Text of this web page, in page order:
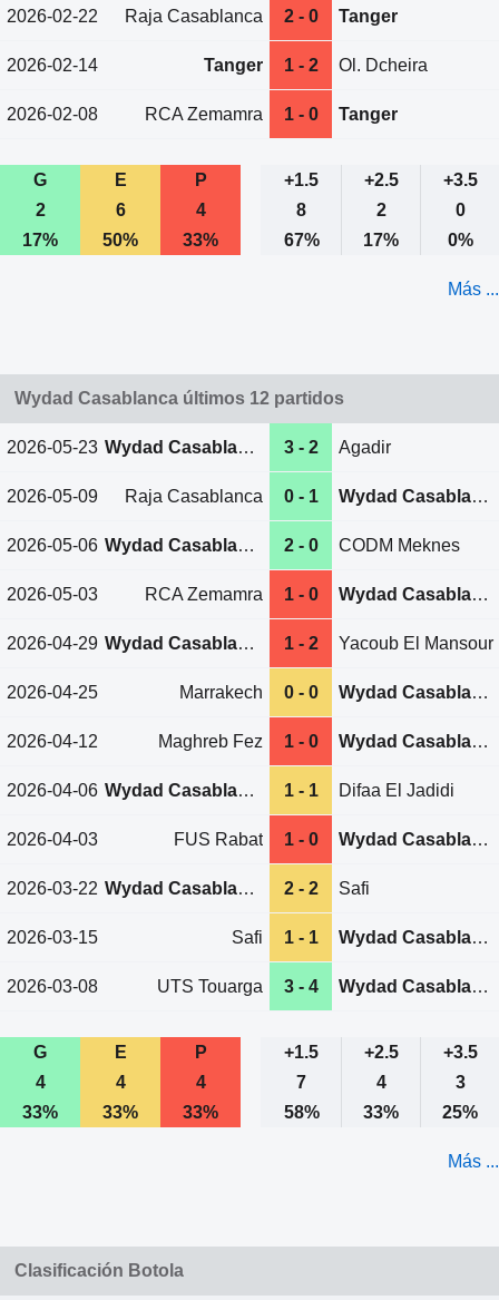
2026-02-22 Raja Casablanca 2 - 0 Tanger
2026-02-14 Tanger 1 - 2 Ol. Dcheira
2026-02-08 RCA Zemamra 1 - 0 Tanger
G E P +1.5 +2.5
+3.5
2
6 4 8 2
0
17%
50% 33% 67% 17% 0%
Más ...
Wydad Casablanca últimos 12 partidos
2026-05-23 Wydad Casablanca 3 - 2 Agadir
2026-05-09 Raja Casablanca 0 - 1 Wydad Casablanca
2026-05-06 Wydad Casablanca 2 - 0 CODM Meknes
2026-05-03 RCA Zemamra 1 - 0 Wydad Casablanca
2026-04-29 Wydad Casablanca 1 - 2 Yacoub El Mansour
2026-04-25 Marrakech 0 - 0 Wydad Casablanca
2026-04-12 Maghreb Fez 1 - 0 Wydad Casablanca
2026-04-06 Wydad Casablanca 1 - 1 Difaa El Jadidi
2026-04-03 FUS Rabat 1 - 0 Wydad Casablanca
2026-03-22 Wydad Casablanca 2 - 2 Safi
2026-03-15 Safi 1 - 1 Wydad Casablanca
2026-03-08 UTS Touarga 3 - 4 Wydad Casablanca
G E P +1.5 +2.5
+3.5
4
4 4 7 4
3
33%
33% 33% 58% 33% 25%
Más ...
Clasificación Botola